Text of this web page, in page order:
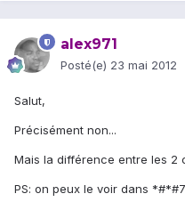
alex971
Posté(e) 23 mai 2012
Salut,
Précisément non...
Mais la différence entre les 2
PS: on peux le voir dans